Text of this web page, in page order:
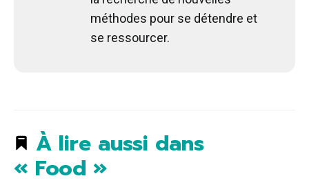
méthodes pour se détendre et
se ressourcer.
À lire aussi dans
« Food »